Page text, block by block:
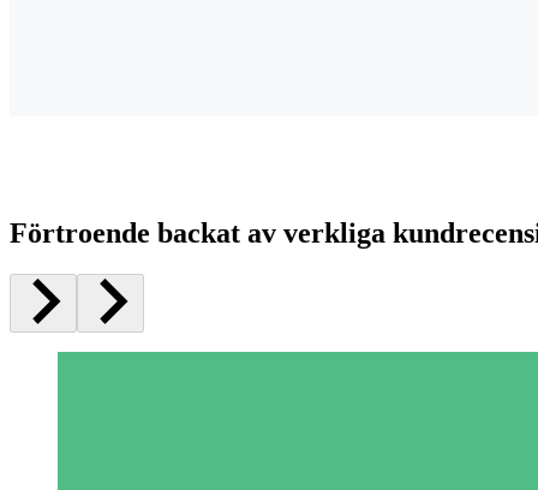
Förtroende backat av verkliga